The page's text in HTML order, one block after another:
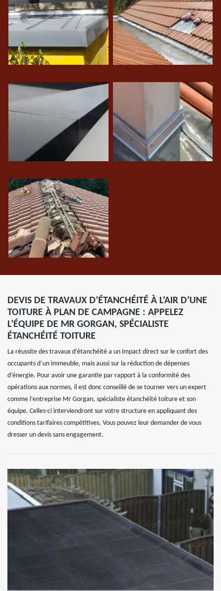
DEVIS DE TRAVAUX D’ÉTANCHÉITÉ À L’AIR D’UNE
TOITURE À PLAN DE CAMPAGNE : APPELEZ
L’ÉQUIPE DE MR GORGAN, SPÉCIALISTE
ÉTANCHÉITÉ TOITURE
La réussite des travaux d’étanchéité a un impact direct sur le confort des
occupants d’un immeuble, mais aussi sur la réduction de dépenses
d’énergie. Pour avoir une garantie par rapport à la conformité des
opérations aux normes, il est donc conseillé de se tourner vers un expert
comme l’entreprise Mr Gorgan, spécialiste étanchéité toiture et son
équipe. Celles-ci interviendront sur votre structure en appliquant des
conditions tarifaires compétitives. Vous pouvez leur demander de vous
dresser un devis sans engagement.